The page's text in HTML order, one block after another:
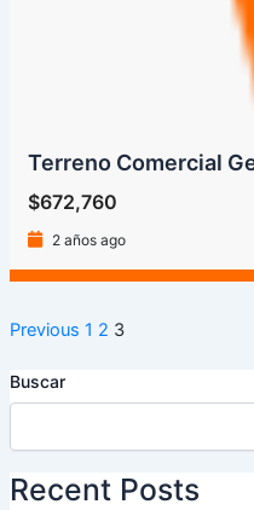
Terreno Comercial
$672,760
2 años ago
Previous 1 2 3
Buscar
Recent Posts